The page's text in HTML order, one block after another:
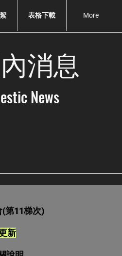
表格下載 More
消息
News
(第11梯次)
新